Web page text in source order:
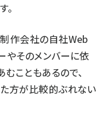
。
作会社の自社Web
やそのメンバーに依
こともあるので、
方が比較的ぶれない